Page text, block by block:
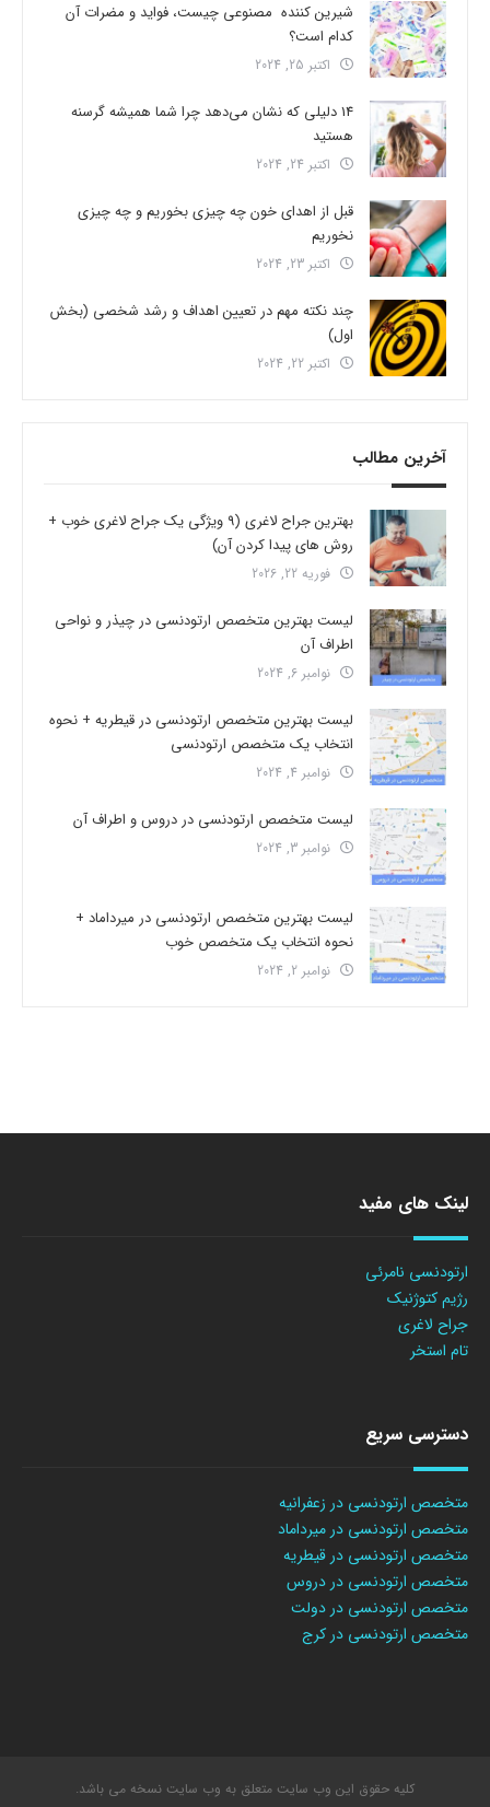
شیرین کننده مصنوعی چیست، فواید و مضرات آن
کدام است؟
اکتبر 25, 2024
14 دلیلی که نشان می‌دهد چرا شما همیشه گرسنه
هستید
اکتبر 24, 2024
قبل از اهدای خون چه چیزی بخوریم و چه چیزی
نخوریم
اکتبر 23, 2024
چند نکته مهم در تعیین اهداف و رشد شخصی (بخش
اول)
اکتبر 22, 2024
آخرین مطالب
بهترین جراح لاغری (9 ویژگی یک جراح لاغری خوب +
روش های پیدا کردن آن)
فوریه 22, 2026
لیست بهترین متخصص ارتودنسی در چیذر و نواحی
اطراف آن
نوامبر 6, 2024
لیست بهترین متخصص ارتودنسی در قیطریه + نحوه
انتخاب یک متخصص ارتودنسی
نوامبر 4, 2024
لیست متخصص ارتودنسی در دروس و اطراف آن
نوامبر 3, 2024
لیست بهترین متخصص ارتودنسی در میرداماد +
نحوه انتخاب یک متخصص خوب
نوامبر 2, 2024
لینک های مفید
ارتودنسی نامرئی
رژیم کتوژنیک
جراح لاغری
تام استخر
دسترسی سریع
متخصص ارتودنسی در زعفرانیه
متخصص ارتودنسی در میرداماد
متخصص ارتودنسی در قیطریه
متخصص ارتودنسی در دروس
متخصص ارتودنسی در دولت
متخصص ارتودنسی در کرج
کلیه حقوق این وب سایت متعلق به وب سایت نسخه می باشد.